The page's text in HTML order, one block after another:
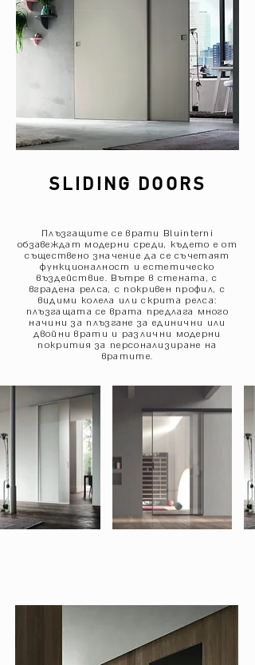
SLIDING DOORS
Плъзгащите се врати Bluinterni
обзавеждат модерни среди, където е от
съществено значение да се съчетаят
функционалност и естетическо
въздействие. Вътре в стената, с
вградена релса, с покривен профил, с
видими колела или скрита релса:
плъзгащата се врата предлага много
начини за плъзгане за единични или
двойни врати и различни модерни
покрития за персонализиране на
вратите.